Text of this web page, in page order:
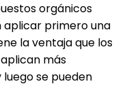
orgánicos
aplicar primero una
la ventaja que los
más
se pueden